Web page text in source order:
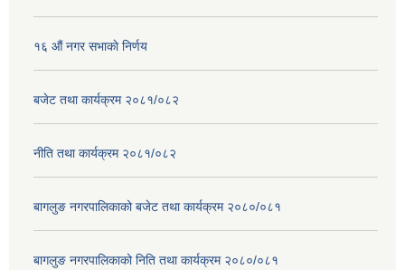
१६ ‌औं नगर सभाकाे निर्णय
बजेट तथा कार्यक्रम २०८१/०८२
नीति तथा कार्यक्रम २०८१/०८२
बागलुङ नगरपालिकाको बजेट तथा कार्यक्रम २०८०/०८१
बागलुङ नगरपालिकाको निति तथा कार्यक्रम २०८०/०८१